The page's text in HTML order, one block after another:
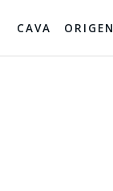
CAVA ORIGEN